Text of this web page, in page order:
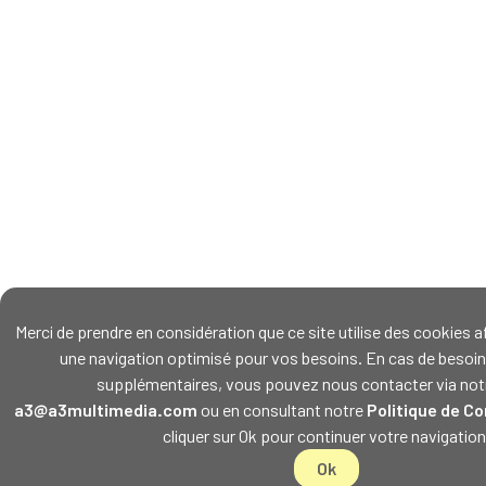
Merci de prendre en considération que ce site utilise des cookies
une navigation optimisé pour vos besoins. En cas de
supplémentaires, vous pouvez nous contacter via
a3@a3multimedia.com ou en consultant notre Politique de
cliquer sur Ok pour continuer votre
Ok